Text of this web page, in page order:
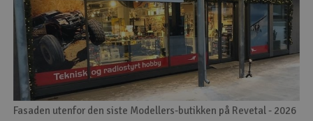
Fasaden utenfor den siste Modellers-butikken på Revetal - 2026